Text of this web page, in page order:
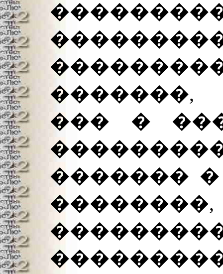
�������,
��� �
�������